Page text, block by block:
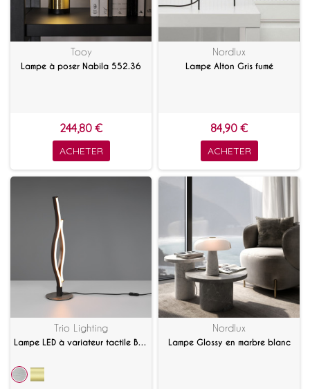
Tooy
Lampe à poser Nabila 552.36
244,80 €
ACHETER
Nordlux
Lampe Alton Gris fumé
84,90 €
ACHETER
Trio Lighting
Lampe LED à variateur tactile Blaze
Nordlux
Lampe Glossy en marbre blanc